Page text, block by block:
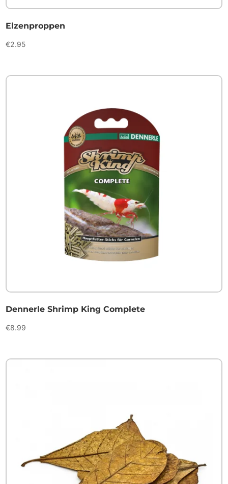
Elzenproppen
€2.95
Dennerle Shrimp King Complete
€8.99